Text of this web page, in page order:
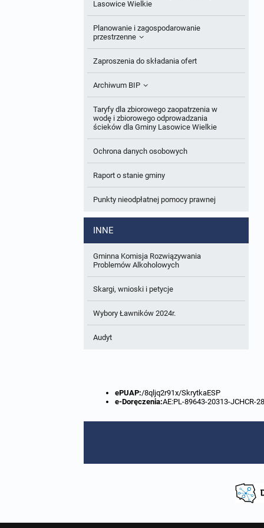
Roczne sprawozdania z gospodarki
Analiza stanu gospodarki odpadami
Okresowa ocena jakości wody
Sprawozdanie okresowe z realizacji
Odpowiedzi na zapytania
Informacja z otwarcia ofert
Informacje o wyborze ofert
Lasowice Wielkie
Planowanie i zagospodarowanie
przestrzenne
Studium uwarunkowań i kierunków
W trakcie opracowania
Obowiązujące
W trakcie opracowania
Plan ogólny gminy
Obowiązujący
W trakcie opracowania
Formularze dotyczące aktów planowania
Zbiory danych przestrzennych
Analizy zmian w zagospodarowaniu
Zaproszenia do składania ofert
Archiwum BIP
OGŁOSZENIA
Taryfy dla zbiorowego zaopatrzenia w
wodę i zbiorowego odprowadzania
ścieków dla Gminy Lasowice Wielkie
Ochrona danych osobowych
Raport o stanie gminy
Punkty nieodpłatnej pomocy prawnej
INNE
Gminna Komisja Rozwiązywania
Problemów Alkoholowych
Skargi, wnioski i petycje
Wybory Ławników 2024r.
Audyt
ePUAP:/8qljq2r91x/SkrytkaESP
e-Doręczenia:AE:PL-89643-20313-JCHCR-28